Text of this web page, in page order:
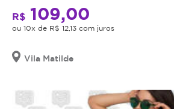
R$ 109,00
ou 10x de R$ 12,13 com juros
Vila Matilde